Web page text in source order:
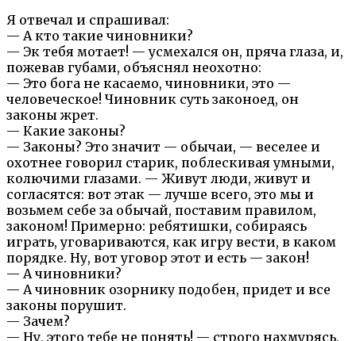
Я отвечал и спрашивал:
— А кто такие чиновники?
— Эк тебя мотает! — усмехался он, пряча глаза, и,
пожевав губами, объяснял неохотно:
— Это бога не касаемо, чиновники, это —
человеческое! Чиновник суть законоед, он
законы жрет.
— Какие законы?
— Законы? Это значит — обычаи, — веселее и
охотнее говорил старик, поблескивая умными,
колючими глазами. — Живут люди, живут и
согласятся: вот этак — лучше всего, это мы и
возьмем себе за обычай, поставим правилом,
законом! Примерно: ребятишки, собираясь
играть, уговариваются, как игру вести, в каком
порядке. Ну, вот уговор этот и есть — закон!
— А чиновники?
— А чиновник озорнику подобен, придет и все
законы порушит.
— Зачем?
— Ну, этого тебе не понять! — строго нахмурясь,